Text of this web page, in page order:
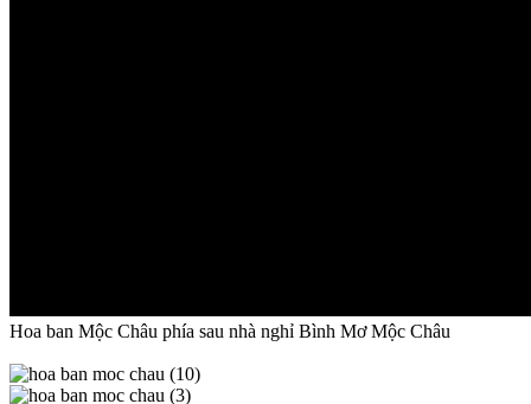
Hoa ban Mộc Châu phía sau nhà nghỉ Bình Mơ Mộc Châu